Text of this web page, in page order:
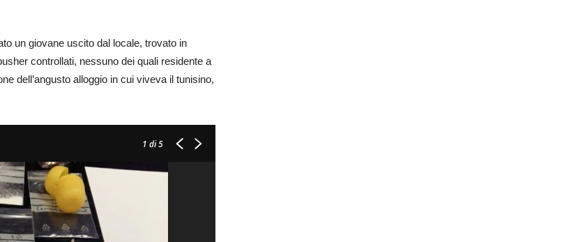
un giovane uscito dal locale, trovato in
controllati, nessuno dei quali residente a
dell’angusto alloggio in cui viveva il tunisino,
1 di 5